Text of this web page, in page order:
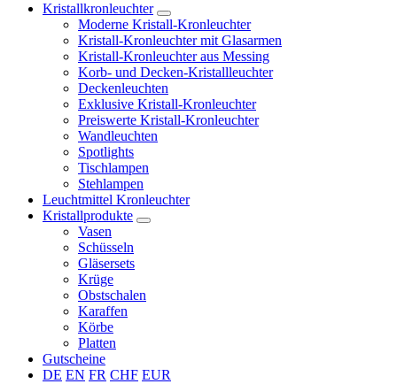
Kristallkronleuchter
Moderne Kristall-Kronleuchter
Kristall-Kronleuchter mit Glasarmen
Kristall-Kronleuchter aus Messing
Korb- und Decken-Kristallleuchter
Deckenleuchten
Exklusive Kristall-Kronleuchter
Preiswerte Kristall-Kronleuchter
Wandleuchten
Spotlights
Tischlampen
Stehlampen
Leuchtmittel Kronleuchter
Kristallprodukte
Vasen
Schüsseln
Gläsersets
Krüge
Obstschalen
Karaffen
Körbe
Platten
Gutscheine
DE EN FR CHF EUR